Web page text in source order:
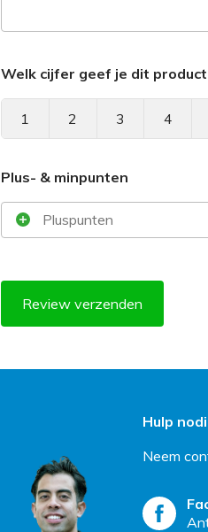
Welk cijfer geef je dit
1 2 3 4
Plus- & minpunten
Review verzenden
Hulp
Neem